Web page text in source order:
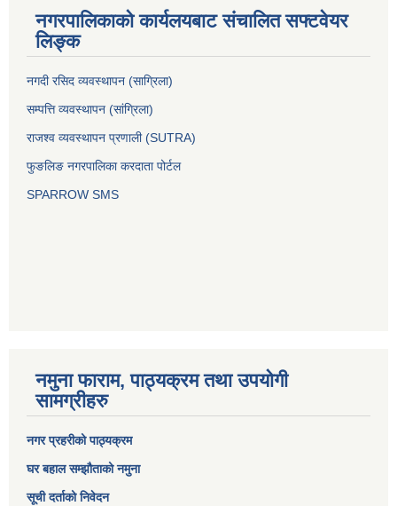
नगरपालिकाको कार्यलयबाट संचालित सफ्टवेयर
लिङ्क
नगदी रसिद व्यवस्थापन (साग्रिला)
सम्पत्ति व्यवस्थापन (सांग्रिला)
राजश्व व्यवस्थापन प्रणाली (SUTRA)
फुङलिङ नगरपालिका करदाता पोर्टल
SPARROW SMS
नमुना फाराम, पाठ्यक्रम तथा उपयोगी
सामग्रीहरु
नगर प्रहरीको पाठ्यक्रम
घर बहाल सम्झौताको नमुना
सूची दर्ताको निवेदन